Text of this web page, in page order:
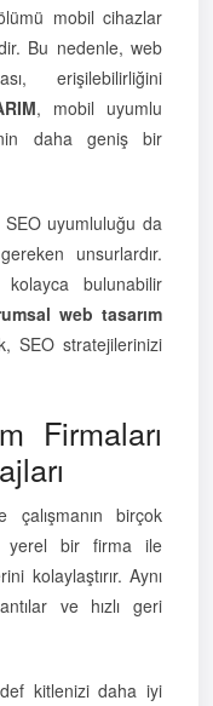
mobil cihazlar
Bu nedenle, web
erişilebilirliğini
, mobil uyumlu
daha geniş bir
uyumluluğu da
unsurlardır.
kolayca bulunabilir
web tasarım
SEO stratejilerinizi
Firmaları
birçok
yerel bir firma ile
kolaylaştırır. Aynı
ve hızlı geri
kitlenizi daha iyi